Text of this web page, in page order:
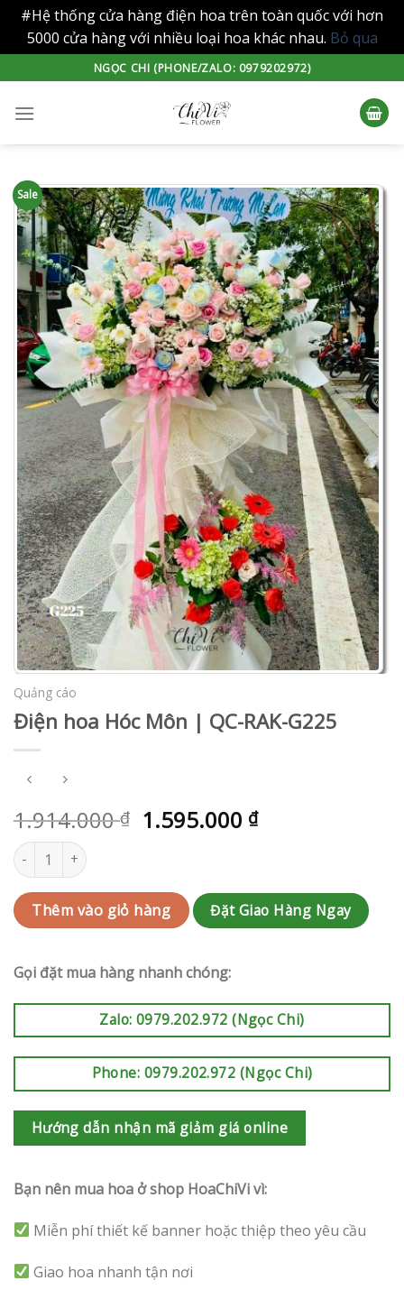
#Hệ thống cửa hàng điện hoa trên toàn quốc với hơn
5000 cửa hàng với nhiều loại hoa khác nhau. Bỏ qua
to
content
NGỌC CHI (PHONE/ZALO: 0979202972)
Sale
Quảng cáo
Điện hoa Hóc Môn | QC-RAK-G225
1.914.000₫ 1.595.000 ₫
Điện hoa Hóc Môn | QC-RAK-G225 số lượng
Thêm vào giỏ hàng Đặt Giao Hàng Ngay
Gọi đặt mua hàng nhanh chóng:
Zalo: 0979.202.972 (Ngọc Chi)
Phone: 0979.202.972 (Ngọc Chi)
Hướng dẫn nhận mã giảm giá online
Bạn nên mua hoa ở shop HoaChiVi vì:
Miễn phí thiết kế banner hoặc thiệp theo yêu cầu
Giao hoa nhanh tận nơi